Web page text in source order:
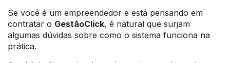
Se você é um empreendedor e está pensando em
contratar o GestãoClick, é natural que surjam
algumas dúvidas sobre como o sistema funciona na
prática.